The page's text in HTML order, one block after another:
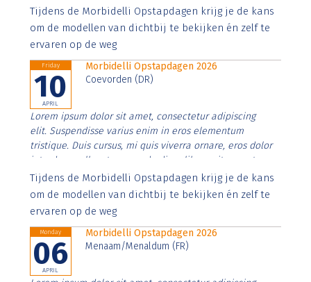
Aenean faucibus nibh et justo cursus id rutrum lorem
imperdiet. Nunc ut sem vitae risus tristique posuere.
Tijdens de Morbidelli Opstapdagen krijg je de kans
om de modellen van dichtbij te bekijken én zelf te
ervaren op de weg
Friday
10
APRIL
Morbidelli Opstapdagen 2026
Coevorden (DR)
Lorem ipsum dolor sit amet, consectetur adipiscing
elit. Suspendisse varius enim in eros elementum
tristique. Duis cursus, mi quis viverra ornare, eros dolor
interdum nulla, ut commodo diam libero vitae erat.
Aenean faucibus nibh et justo cursus id rutrum lorem
imperdiet. Nunc ut sem vitae risus tristique posuere.
Tijdens de Morbidelli Opstapdagen krijg je de kans
om de modellen van dichtbij te bekijken én zelf te
ervaren op de weg
Monday
06
APRIL
Morbidelli Opstapdagen 2026
Menaam/Menaldum (FR)